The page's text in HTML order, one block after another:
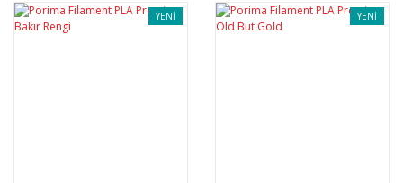
YENİ YENİ